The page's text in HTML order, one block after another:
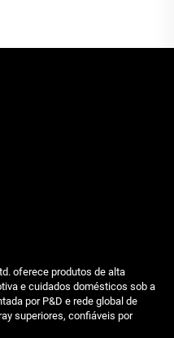
oferece produtos de alta
e cuidados domésticos sob a
por P&D e rede global de
superiores, confiáveis por